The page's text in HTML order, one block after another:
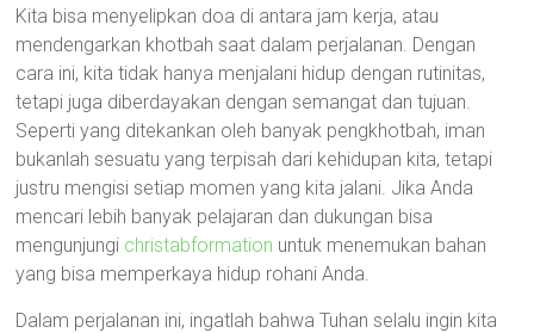
Kita bisa menyelipkan doa di antara jam kerja, atau
mendengarkan khotbah saat dalam perjalanan. Dengan
cara ini, kita tidak hanya menjalani hidup dengan rutinitas,
tetapi juga diberdayakan dengan semangat dan tujuan.
Seperti yang ditekankan oleh banyak pengkhotbah, iman
bukanlah sesuatu yang terpisah dari kehidupan kita, tetapi
justru mengisi setiap momen yang kita jalani. Jika Anda
mencari lebih banyak pelajaran dan dukungan bisa
mengunjungi christabformation untuk menemukan bahan
yang bisa memperkaya hidup rohani Anda.
Dalam perjalanan ini, ingatlah bahwa Tuhan selalu ingin kita